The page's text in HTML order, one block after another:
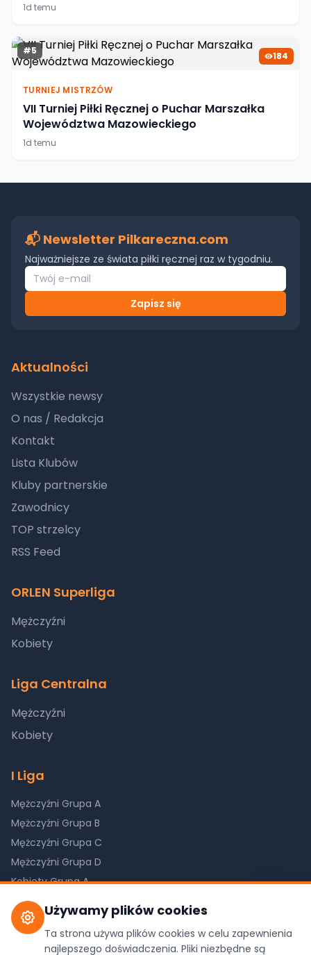
1d temu
#5 184
TURNIEJ MISTRZÓW
VII Turniej Piłki Ręcznej o Puchar Marszałka
Województwa Mazowieckiego
1d temu
Używamy plików cookies
Ta strona używa plików cookies w celu zapewnienia
najlepszego doświadczenia. Pliki niezbędne są
📬 Newsletter Pilkareczna.com
Najważniejsze ze świata piłki ręcznej raz w tygodniu.
Zapisz się
Aktualności
Wszystkie newsy
O nas / Redakcja
Kontakt
Lista Klubów
Kluby partnerskie
Zawodnicy
TOP strzelcy
RSS Feed
ORLEN Superliga
Mężczyźni
Kobiety
Liga Centralna
Mężczyźni
Kobiety
I Liga
Mężczyźni Grupa A
Mężczyźni Grupa B
Mężczyźni Grupa C
Mężczyźni Grupa D
Kobiety Grupa A
Kobiety Grupa B
Kobiety Grupa C